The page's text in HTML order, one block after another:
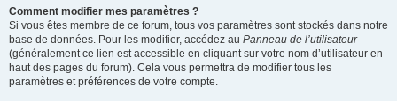
Comment modifier mes paramètres ?
Si vous êtes membre de ce forum, tous vos paramètres sont stockés dans notre
base de données. Pour les modifier, accédez au Panneau de l’utilisateur
(généralement ce lien est accessible en cliquant sur votre nom d’utilisateur en
haut des pages du forum). Cela vous permettra de modifier tous les
paramètres et préférences de votre compte.